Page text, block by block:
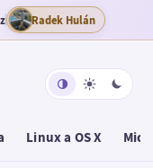
Radek Hulán
Linux a OS X